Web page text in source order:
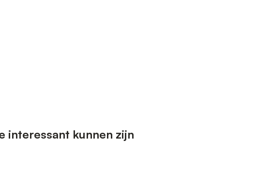
interessant kunnen zijn